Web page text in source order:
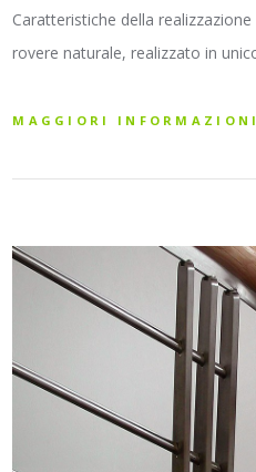
Caratteristiche della
rovere naturale, realizzato in
MAGGIORI INFORMAZIONI